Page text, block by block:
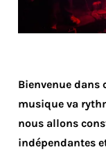
Bienvenue dans
musique va
nous allons
indépendantes